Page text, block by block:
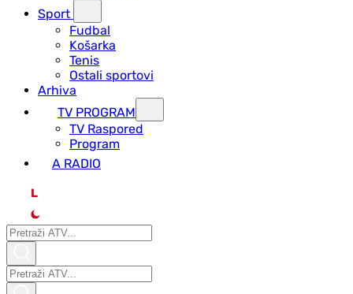
Sport
Fudbal
Košarka
Tenis
Ostali sportovi
Arhiva
TV PROGRAM
ТV Raspored
Program
A RADIO
L